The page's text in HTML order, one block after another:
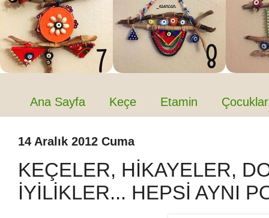
Ana Sayfa Keçe Etamin Çocuklar
14 Aralık 2012 Cuma
KEÇELER, HİKAYELER,
İYİLİKLER... HEPSİ AYNI